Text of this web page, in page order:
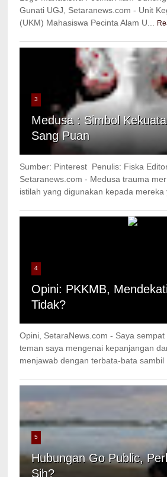
Gunati UGJ, Setaranews.com - Unit
(UKM) Mahasiswa Pecinta Alam U...
3
Medusa : Simbol
Sang Puan
Sumber: Pinterest Penulis: Fiska
Setaranews.com - Medusa trauma
istilah yang digunakan kepada mereka
4
Opini: PKKMB,
Tidak?
Opini, SetaraNews.com - Saya
teman saya mengenai kepanjangan
menjawab dengan terbata-bata sambil
5
Hubungan Go Public,
Sih?